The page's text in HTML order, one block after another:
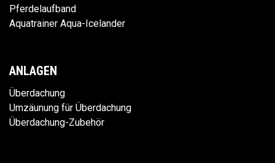
Pferdelaufband
Aquatrainer Aqua-Icelander
ANLAGEN
Überdachung
Umzäunung für Überdachung
Überdachung-Zubehör